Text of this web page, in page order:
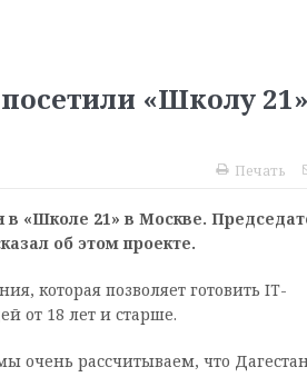
«Школу
Печать
«Школе 21» в Москве.
об этом проекте.
которая позволяет готовить IT-
от 18 лет и старше.
очень рассчитываем, что